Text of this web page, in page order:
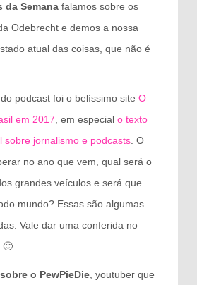
da Semanafalamos sobre os
Odebrecht e demos a nossa
atual das coisas, que não é
podcast foi o belíssimo site O
em 2017 , em especial o texto
sobre jornalismo e podcasts. O
no ano que vem, qual será o
grandes veículos e será que
mundo? Essas são algumas
Vale dar uma conferida no
🙂
o PewPieDie, youtuber que